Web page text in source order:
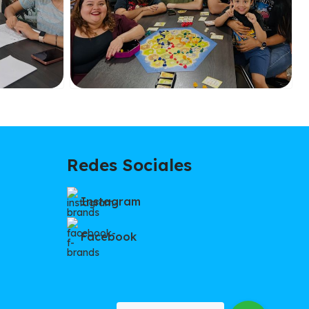
Redes Sociales
Instagram
Facebook